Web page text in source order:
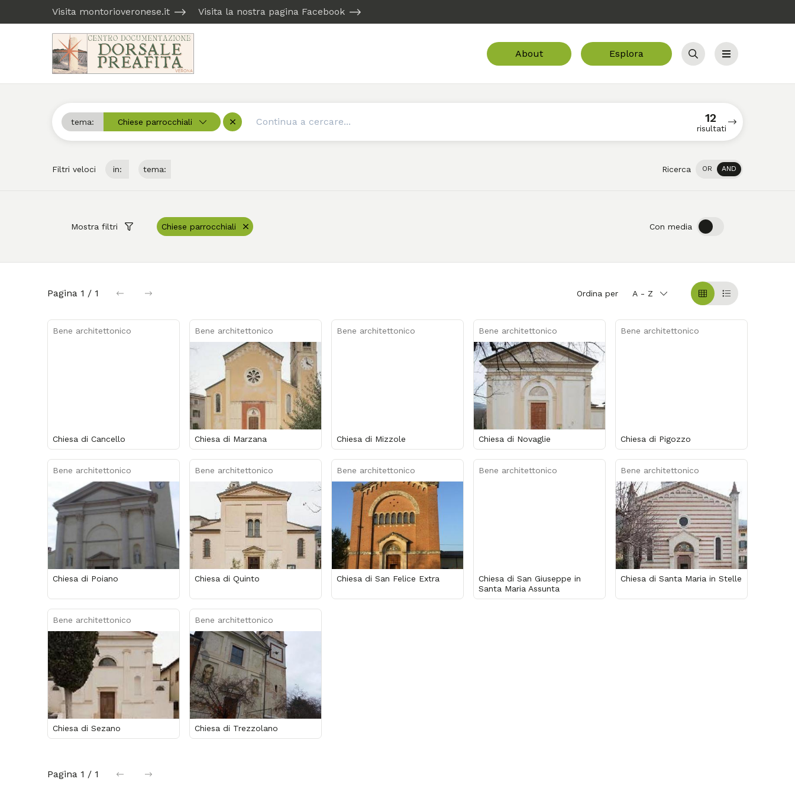
Visita montorioveronese.it Visita la nostra pagina Facebook
About Esplora
Cerca Menu
tema: Chiese parrocchiali
Rimuovi
Cerca
12
risultati
Filtri veloci in: tema: Ricerca OR AND
Mostra filtri Chiese parrocchiali Con media OFF
Pagina 1 / 1 precedentesuccessiva
Ordina per A - Z
GrigliaTable
Bene architettonico
Chiesa di Cancello
Bene architettonico
Chiesa di Marzana
Bene architettonico
Chiesa di Mizzole
Bene architettonico
Chiesa di Novaglie
Bene architettonico
Chiesa di Pigozzo
Bene architettonico
Chiesa di Poiano
Bene architettonico
Chiesa di Quinto
Bene architettonico
Chiesa di San Felice Extra
Bene architettonico
Chiesa di San Giuseppe in
Santa Maria Assunta
Bene architettonico
Chiesa di Santa Maria in Stelle
Bene architettonico
Chiesa di Sezano
Bene architettonico
Chiesa di Trezzolano
Pagina 1 / 1 precedentesuccessiva